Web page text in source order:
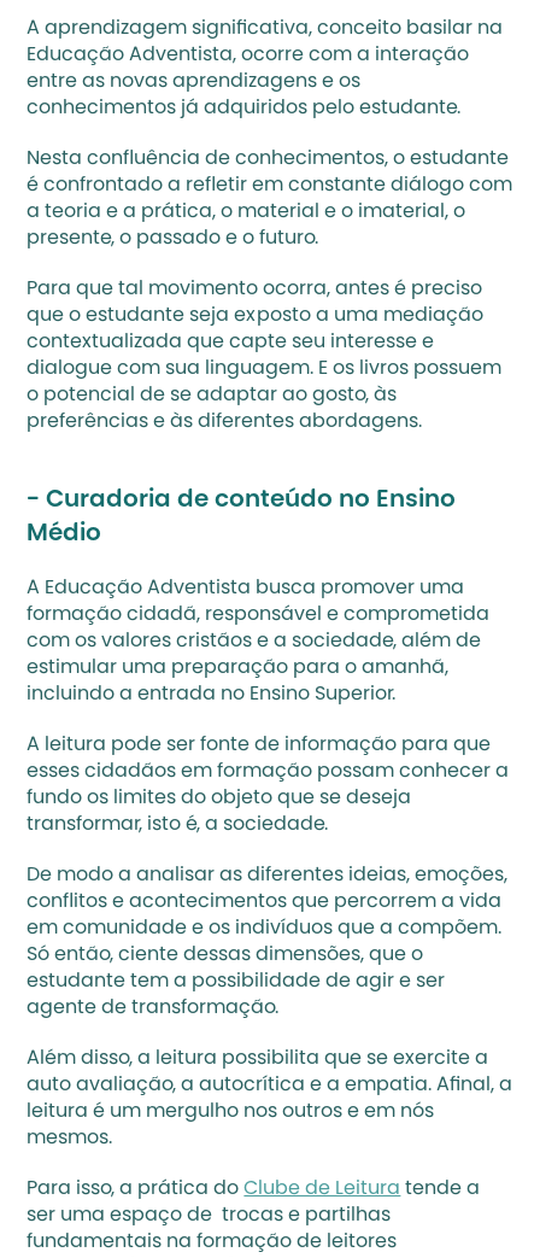
A aprendizagem significativa, conceito basilar na
Educação Adventista, ocorre com a interação
entre as novas aprendizagens e os
conhecimentos já adquiridos pelo estudante.
Nesta confluência de conhecimentos, o estudante
é confrontado a refletir em constante diálogo com
a teoria e a prática, o material e o imaterial, o
presente, o passado e o futuro.
Para que tal movimento ocorra, antes é preciso
que o estudante seja exposto a uma mediação
contextualizada que capte seu interesse e
dialogue com sua linguagem. E os livros possuem
o potencial de se adaptar ao gosto, às
preferências e às diferentes abordagens.
- Curadoria de conteúdo no Ensino
Médio
A Educação Adventista busca promover uma
formação cidadã, responsável e comprometida
com os valores cristãos e a sociedade, além de
estimular uma preparação para o amanhã,
incluindo a entrada no Ensino Superior.
A leitura pode ser fonte de informação para que
esses cidadãos em formação possam conhecer a
fundo os limites do objeto que se deseja
transformar, isto é, a sociedade.
De modo a analisar as diferentes ideias, emoções,
conflitos e acontecimentos que percorrem a vida
em comunidade e os indivíduos que a compõem.
Só então, ciente dessas dimensões, que o
estudante tem a possibilidade de agir e ser
agente de transformação.
Além disso, a leitura possibilita que se exercite a
auto avaliação, a autocrítica e a empatia. Afinal, a
leitura é um mergulho nos outros e em nós
mesmos.
Para isso, a prática do Clube de Leitura tende a
ser uma espaço de  trocas e partilhas
fundamentais na formação de leitores